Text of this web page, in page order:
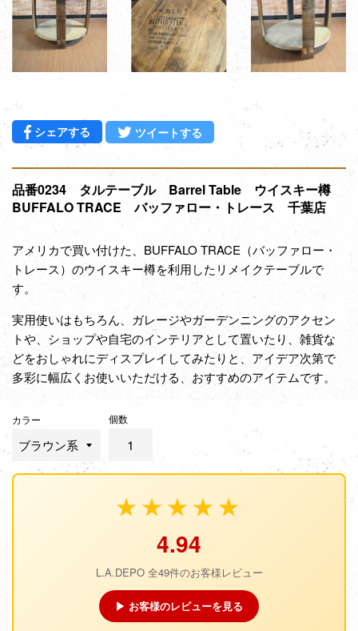
シェアする Facebookでシェアする
ツイートする
品番0234 タルテーブル Barrel Table ウイスキー樽
BUFFALO TRACE バッファロー・トレース 千葉店
アメリカで買い付けた、BUFFALO TRACE（バッファロー・
トレース）のウイスキー樽を利用した リメイクテーブルで
す。
実用使いはもちろん、ガレージやガーデンニングのアクセン
トや、ショップや自宅のインテリアとして置いたり、雑貨な
どをおしゃれにディスプレイしてみたりと、アイデア次第で
多彩に幅広くお使いいただける、おすすめのアイテムです。
カラー 個数
★★★★★
4.94
L.A.DEPO 全49件のお客様レビュー
▶ お客様のレビューを見る